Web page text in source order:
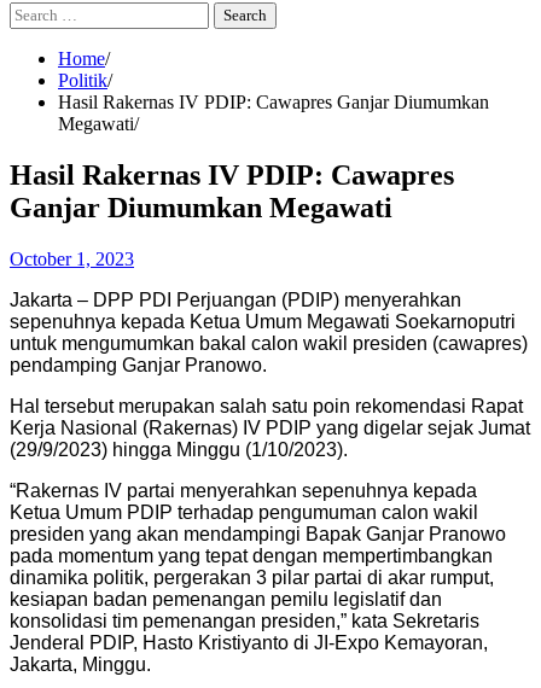
Search
for:
Home
Politik
Hasil Rakernas IV PDIP: Cawapres Ganjar Diumumkan
Megawati
Hasil Rakernas IV PDIP: Cawapres
Ganjar Diumumkan Megawati
October 1, 2023
Jakarta – DPP PDI Perjuangan (PDIP) menyerahkan
sepenuhnya kepada Ketua Umum Megawati Soekarnoputri
untuk mengumumkan bakal calon wakil presiden (cawapres)
pendamping Ganjar Pranowo.
Hal tersebut merupakan salah satu poin rekomendasi Rapat
Kerja Nasional (Rakernas) IV PDIP yang digelar sejak Jumat
(29/9/2023) hingga Minggu (1/10/2023).
“Rakernas IV partai menyerahkan sepenuhnya kepada
Ketua Umum PDIP terhadap pengumuman calon wakil
presiden yang akan mendampingi Bapak Ganjar Pranowo
pada momentum yang tepat dengan mempertimbangkan
dinamika politik, pergerakan 3 pilar partai di akar rumput,
kesiapan badan pemenangan pemilu legislatif dan
konsolidasi tim pemenangan presiden,” kata Sekretaris
Jenderal PDIP, Hasto Kristiyanto di JI-Expo Kemayoran,
Jakarta, Minggu.